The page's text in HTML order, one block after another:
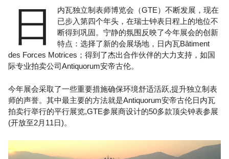
日
内瓦独立制表师博览会（GTE）不断发展，现在
已步入第四个年头，在瑞士钟表日程上的地位不
断得到巩固。宁静的氛围反映了今年展会的创新
特点：选择了新的会展场地，日内瓦Bâtiment
des Forces Motrices；得到了杰出合作伙伴的大力支持，如国
际专业拍卖公司Antiquorum安帝古伦。
今年展会采取了一些重要措施确保环境舒适活跃,提升独立制表
师的声誉。其中最主要的方法就是Antiquorum安帝古伦日内瓦
拍卖行举行的平行展览,GTE参展商设计的50多款顶尖钟表参展
(开放至2月11日)。